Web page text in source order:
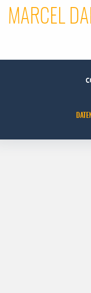
MARCEL